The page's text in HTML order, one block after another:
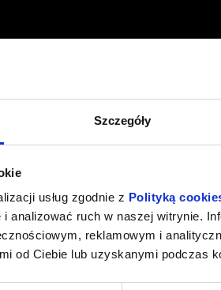
Szczegóły
usług zgodnie z Polityką
i analizować ruch w naszej witrynie.
reklamowym i
od Ciebie lub uzyskanymi podczas